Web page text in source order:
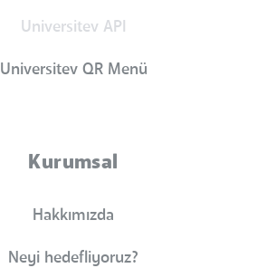
Universitev API
Universitev QR Menü
Kurumsal
Hakkımızda
Neyi hedefliyoruz?